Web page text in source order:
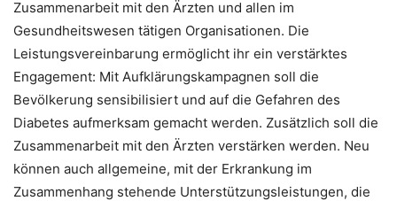
Zusammenarbeit mit den Ärzten und allen im
Gesundheitswesen tätigen Organisationen. Die
Leistungsvereinbarung ermöglicht ihr ein verstärktes
Engagement: Mit Aufklärungskampagnen soll die
Bevölkerung sensibilisiert und auf die Gefahren des
Diabetes aufmerksam gemacht werden. Zusätzlich soll die
Zusammenarbeit mit den Ärzten verstärken werden. Neu
können auch allgemeine, mit der Erkrankung im
Zusammenhang stehende Unterstützungsleistungen, die